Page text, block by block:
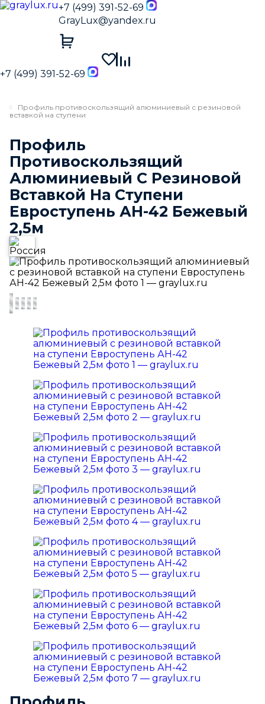
+7 (499) 391-52-69
GrayLux@yandex.ru
+7 (499) 391-52-69
Профиль противоскользящий алюминиевый с резиновой
вставкой на ступени
Профиль
Противоскользящий
Алюминиевый С Резиновой
Вставкой На Ступени
Евроступень АН-42 Бежевый
2,5м